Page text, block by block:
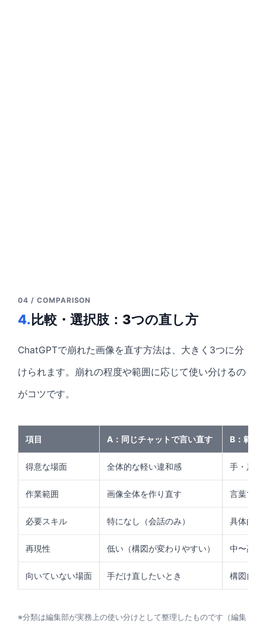
04 / COMPARISON
4.比較・選択肢：3つの直し方
ChatGPTで崩れた画像を直す方法は、大きく3つに分
けられます。崩れの程度や範囲に応じて使い分けるの
がコツです。
項目 A：同じチャットで言い直す B：範囲
得意な場面 全体的な軽い違和感 手・足な
作業範囲 画像全体を作り直す 言葉で指
必要スキル 特になし（会話のみ） 具体的な
再現性 低い（構図が変わりやすい） 中〜高（
向いていない場面 手だけ直したいとき 構図自体
※分類は編集部が実務上の使い分けとして整理したものです（編集